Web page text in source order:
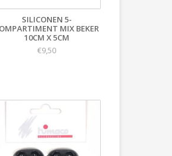
SILICONEN 5-
MIX BEKER
10CM X 5CM
€9,50